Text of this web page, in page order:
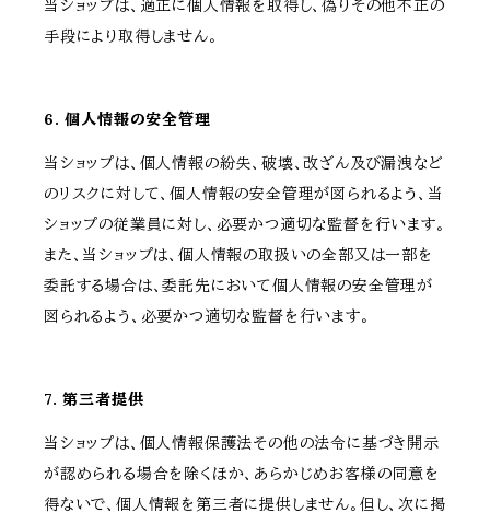
当ショップは、適正に個人情報を取得し、偽りその他不正の
手段により取得しません。
6. 個人情報の安全管理
当ショップは、個人情報の紛失、破壊、改ざん及び漏洩など
のリスクに対して、個人情報の安全管理が図られるよう、当
ショップの従業員に対し、必要かつ適切な監督を行います。
また、当ショップは、個人情報の取扱いの全部又は一部を
委託する場合は、委託先において個人情報の安全管理が
図られるよう、必要かつ適切な監督を行います。
7. 第三者提供
当ショップは、個人情報保護法その他の法令に基づき開示
が認められる場合を除くほか、あらかじめお客様の同意を
得ないで、個人情報を第三者に提供しません。但し、次に掲